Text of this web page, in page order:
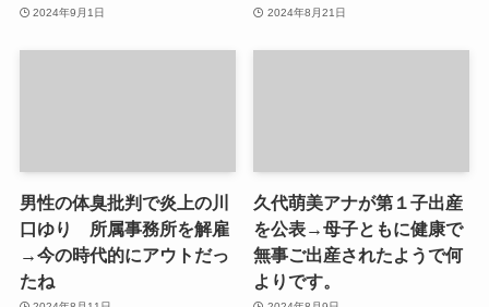
2024年9月1日 2024年8月21日
男性の体臭批判で炎上の川
口ゆり 所属事務所を解雇
→今の時代的にアウトだっ
たね
久代萌美アナが第１子出産
を公表→母子ともに健康で
無事ご出産されたようで何
よりです。